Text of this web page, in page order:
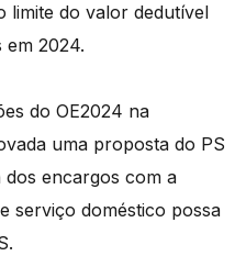
limite do valor dedutível
2024.
do OE2024 na
uma proposta do PS
encargos com a
serviço doméstico possa